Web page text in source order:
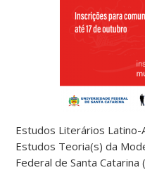
Estudos Literários Latino-
Estudos Teoria(s) da
Federal de Santa Catarina